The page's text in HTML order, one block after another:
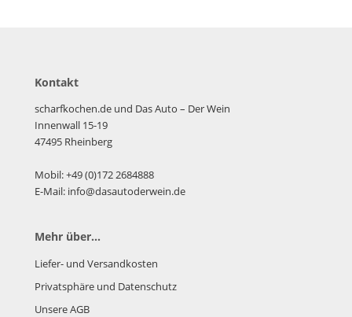
Kontakt
scharfkochen.de und Das Auto – Der Wein
Innenwall 15-19
47495 Rheinberg
Mobil: +49 (0)172 2684888
E-Mail: info@dasautoderwein.de
Mehr über...
Liefer- und Versandkosten
Privatsphäre und Datenschutz
Unsere AGB